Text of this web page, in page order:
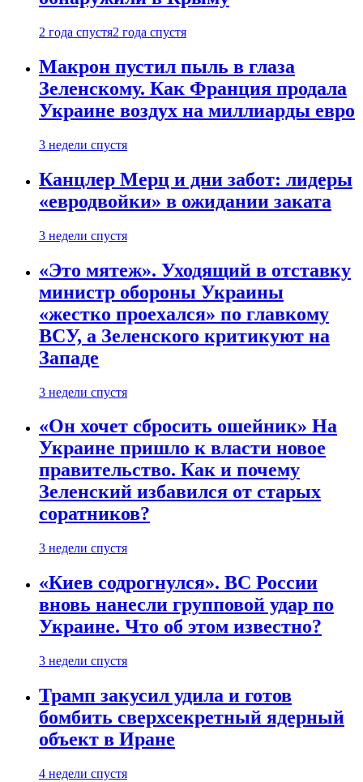
2 года спустя2 года спустя
Макрон пустил пыль в глаза
Зеленскому. Как Франция продала
Украине воздух на миллиарды евро
3 недели спустя
Канцлер Мерц и дни забот: лидеры
«евродвойки» в ожидании заката
3 недели спустя
«Это мятеж». Уходящий в отставку
министр обороны Украины
«жестко проехался» по главкому
ВСУ, а Зеленского критикуют на
Западе
3 недели спустя
«Он хочет сбросить ошейник» На
Украине пришло к власти новое
правительство. Как и почему
Зеленский избавился от старых
соратников?
3 недели спустя
«Киев содрогнулся». ВС России
вновь нанесли групповой удар по
Украине. Что об этом известно?
3 недели спустя
Трамп закусил удила и готов
бомбить сверхсекретный ядерный
объект в Иране
4 недели спустя